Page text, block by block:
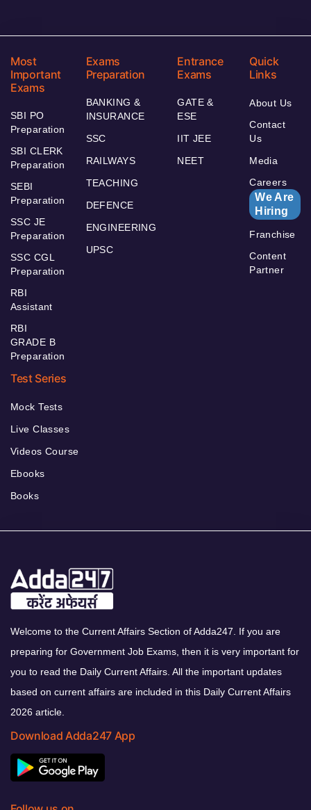
Most
Important
Exams
SBI PO
Preparation
SBI CLERK
Preparation
SEBI
Preparation
SSC JE
Preparation
SSC CGL
Preparation
RBI
Assistant
RBI
GRADE B
Preparation
Exams
Preparation
BANKING &
INSURANCE
SSC
RAILWAYS
TEACHING
DEFENCE
ENGINEERING
UPSC
Entrance
Exams
GATE &
ESE
IIT JEE
NEET
Quick
Links
About Us
Contact
Us
Media
Careers
We Are
Hiring
Franchise
Content
Partner
Test Series
Mock Tests
Live Classes
Videos Course
Ebooks
Books
Welcome to the Current Affairs Section of Adda247. If you are
preparing for Government Job Exams, then it is very important for
you to read the Daily Current Affairs. All the important updates
based on current affairs are included in this Daily Current Affairs
2026 article.
Download Adda247 App